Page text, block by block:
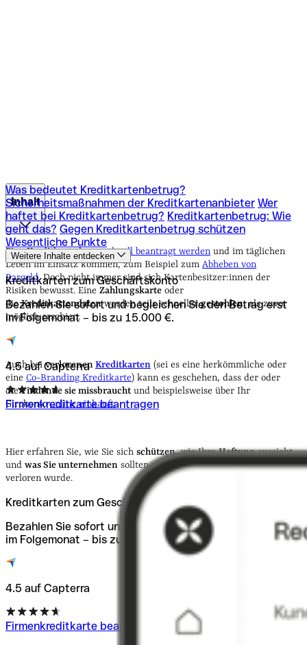
Was bedeutet Kreditkartenbetrug?
Sicherheitsmaßnahmen der Kreditkartenanbieter Wer
haftet bei Kreditkartenbetrug? Kreditkartenbetrug: Wie
geht das? Gegen Kreditkartenbetrug schützen
Wesentliche Punkte
Weitere Inhalte entdecken
Kreditkarten zum Geschäftskonto
Bezahlen Sie sofort und begleichen Sie den Betrag erst
im Folgemonat – bis zu 15.000 €.
4.5 auf Capterra
Firmenkreditkarte beantragen
Inhalt
Was bedeutet Kreditkartenbetrug?
Sicherheitsmaßnahmen der Kreditkartenanbieter Wer
haftet bei Kreditkartenbetrug? Kreditkartenbetrug: Wie
geht das? Gegen Kreditkartenbetrug schützen
Wesentliche Punkte
Eine Kreditkarte kannschnell beantragt werden und im täglichen
Leben im Einsatz kommen, zum Beispiel zum Abheben von
Bargeld.Doch nicht immer sind sich Kartenbesitzer:innen der
Risiken bewusst. Eine Zahlungskarte oder
dieKreditkartendatenwerden teils schnellergestohlen, als zuvor
möglich erschien.
Auch beiverlorenenKreditkarten (sei es eine herkömmliche oder
eine Co-Branding Kreditkarte) kann es geschehen, dass der oder
dieFindende sie missbraucht und beispielsweise über Ihr
Girokontoonline einkauft.
Hier erfahren Sie, wie Sie sich schützen, wie IhreHaftungaussieht
und was Sie unternehmen sollten, wenn die Karte gestohlen oder
verloren wurde.
Kreditkarten zum Geschäftskonto
Bezahlen Sie sofort und begleichen Sie den Betrag erst
im Folgemonat – bis zu 15.000 €.
4.5 auf Capterra
Firmenkreditkarte beantragen